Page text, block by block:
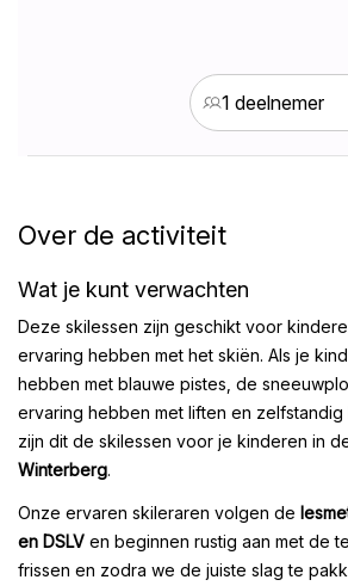
1 deelnemer
Over de activiteit
Wat je kunt verwachten
Deze skilessen zijn geschikt voor
ervaring hebben met het skiën. Als je
hebben met blauwe pistes, de
ervaring hebben met liften en
zijn dit de skilessen voor je kinderen in
Winterberg.
Onze ervaren skileraren volgen de
en DSLV en beginnen rustig aan met de
frissen en zodra we de juiste slag te